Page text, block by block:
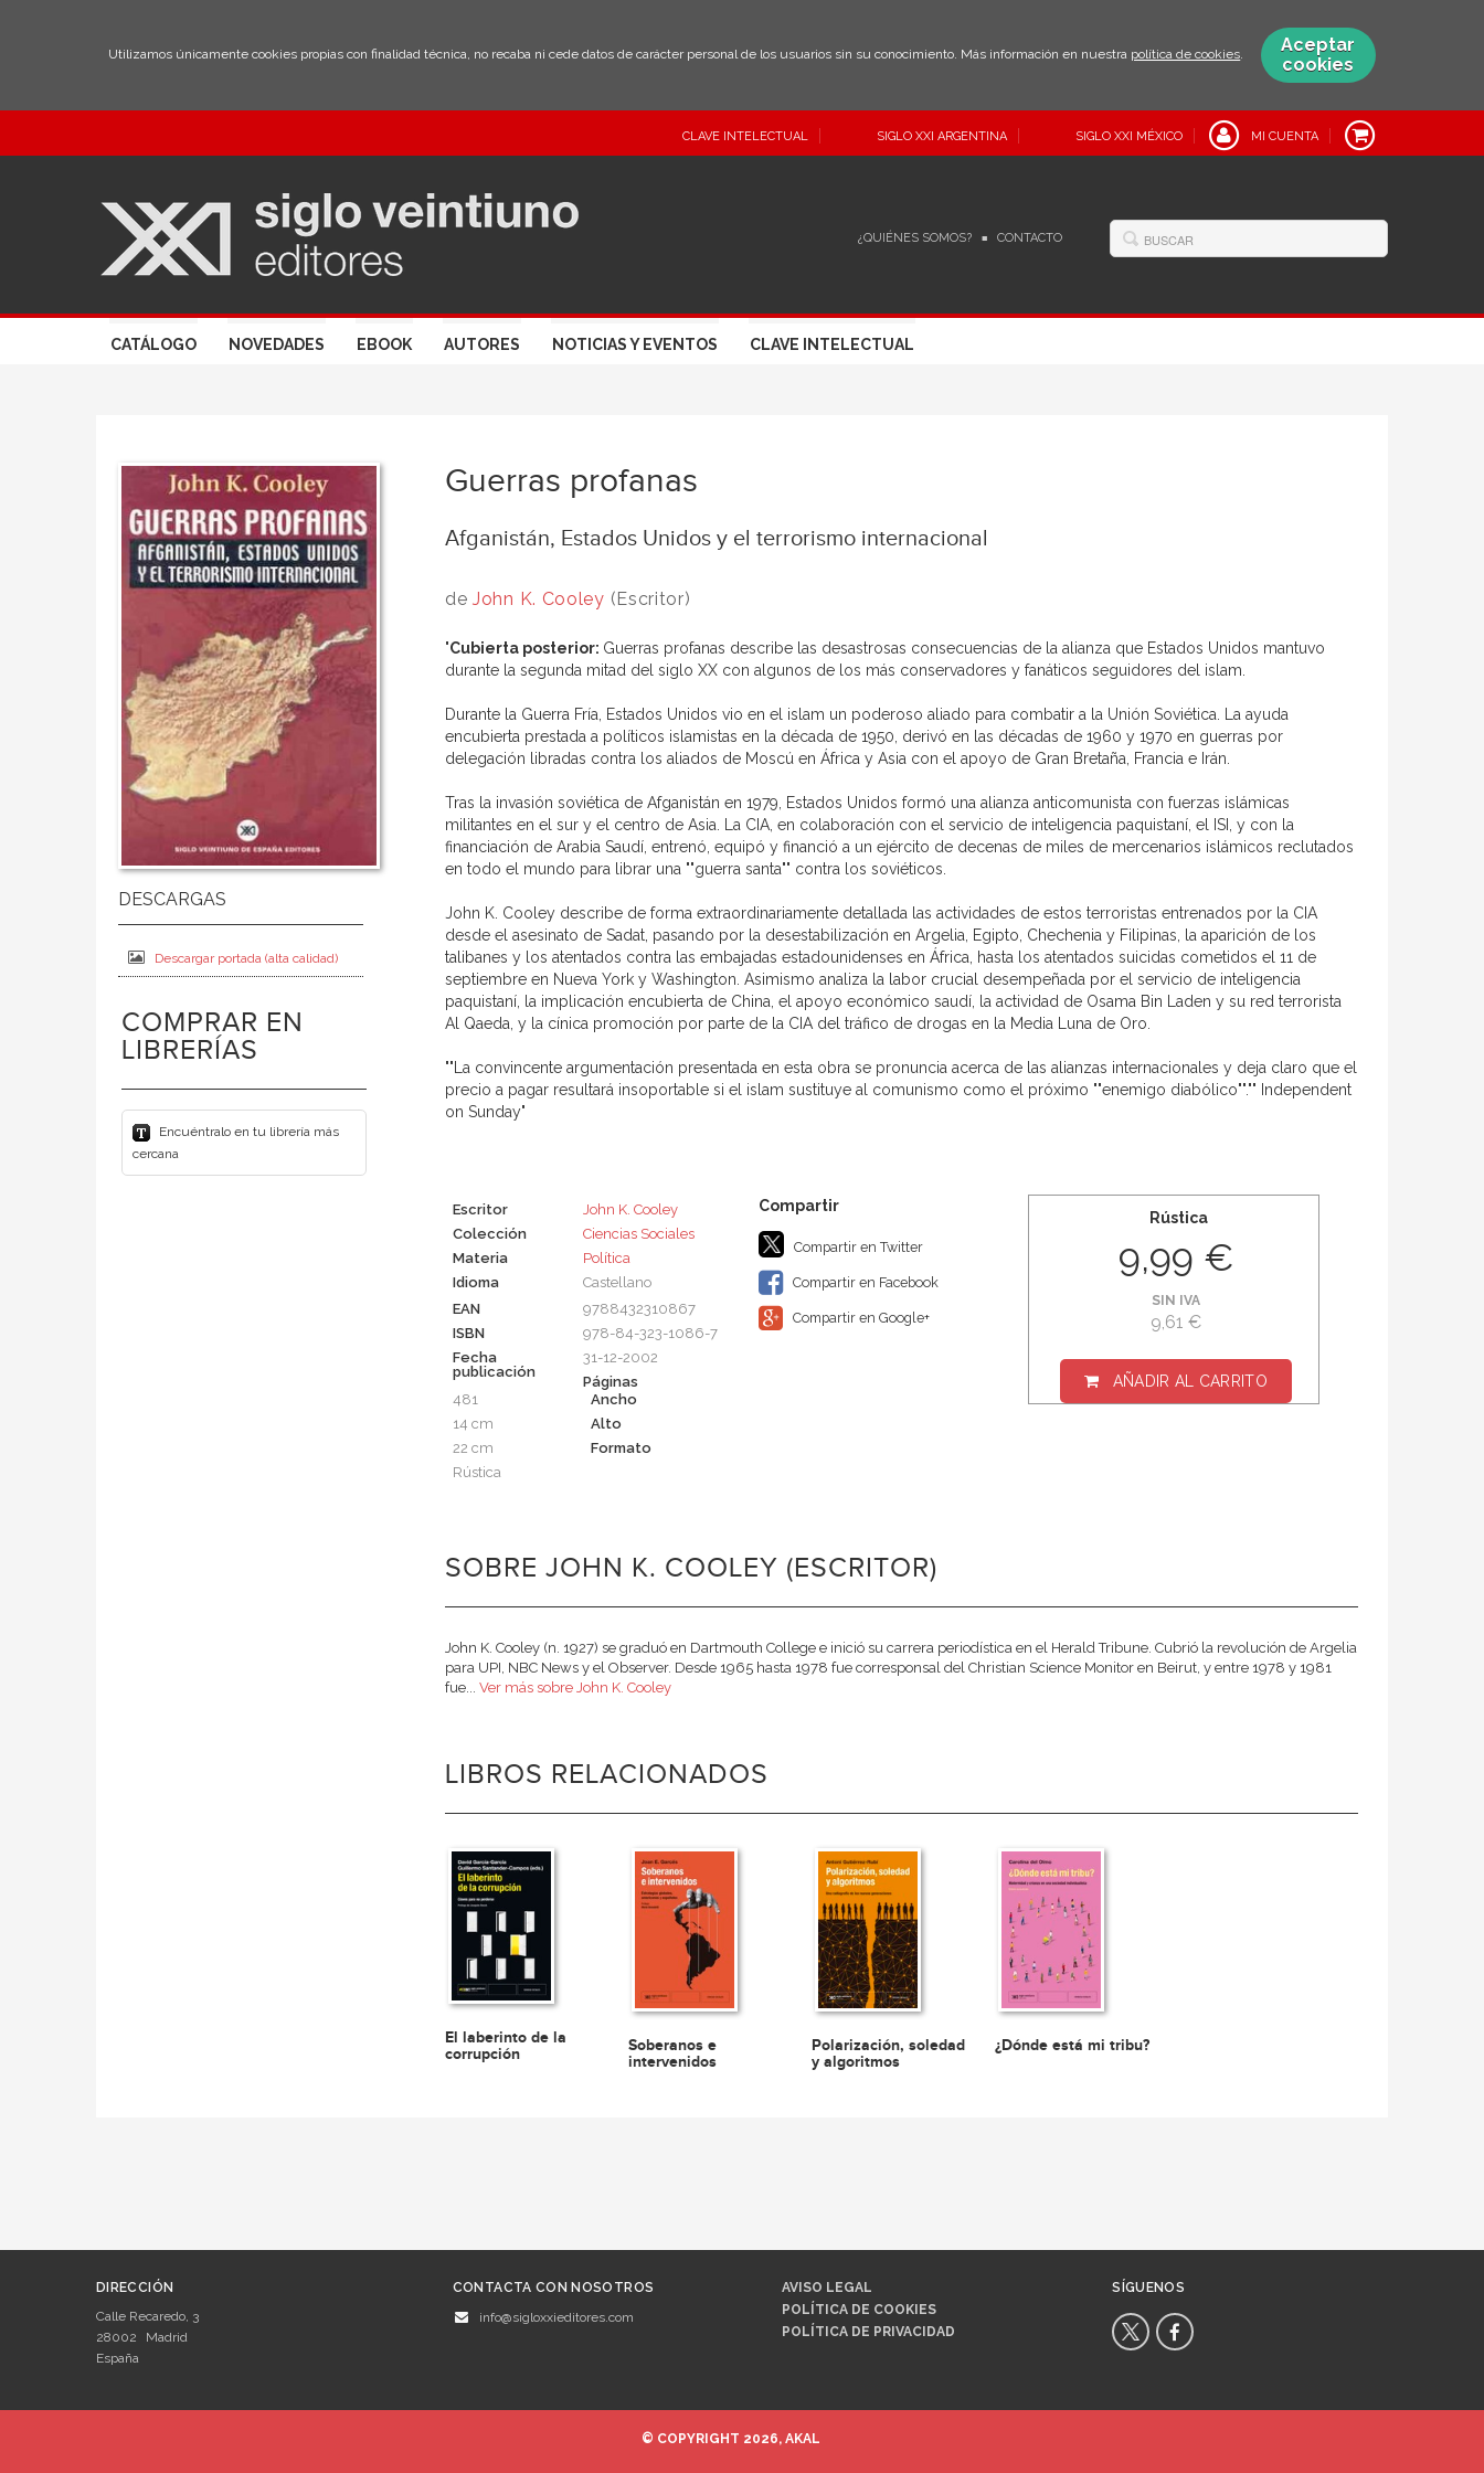
Utilizamos únicamente cookies propias con finalidad técnica, no recaba ni cede datos de carácter personal de los usuarios sin su conocimiento. Más información en nuestra política de cookies.
Aceptar
cookies
CLAVE INTELECTUAL SIGLO XXI ARGENTINA SIGLO XXI MÉXICO MI CUENTA
¿QUIÉNES SOMOS? CONTACTO
CATÁLOGO NOVEDADES EBOOK AUTORES NOTICIAS Y EVENTOS CLAVE INTELECTUAL
Descargar portada (alta calidad)
COMPRAR EN
LIBRERÍAS
Encuéntralo en tu librería más
cercana
Guerras profanas
Afganistán, Estados Unidos y el terrorismo internacional
deJohn K. Cooley (Escritor)
"Cubierta posterior: Guerras profanas describe las desastrosas consecuencias de la alianza que Estados Unidos mantuvo
durante la segunda mitad del siglo XX con algunos de los más conservadores y fanáticos seguidores del islam.
Durante la Guerra Fría, Estados Unidos vio en el islam un poderoso aliado para combatir a la Unión Soviética. La ayuda
encubierta prestada a políticos islamistas en la década de 1950, derivó en las décadas de 1960 y 1970 en guerras por
delegación libradas contra los aliados de Moscú en África y Asia con el apoyo de Gran Bretaña, Francia e Irán.
Tras la invasión soviética de Afganistán en 1979, Estados Unidos formó una alianza anticomunista con fuerzas islámicas
militantes en el sur y el centro de Asia. La CIA, en colaboración con el servicio de inteligencia paquistaní, el ISI, y con la
financiación de Arabia Saudí, entrenó, equipó y financió a un ejército de decenas de miles de mercenarios islámicos reclutados
en todo el mundo para librar una ""guerra santa"" contra los soviéticos.
John K. Cooley describe de forma extraordinariamente detallada las actividades de estos terroristas entrenados por la CIA
desde el asesinato de Sadat, pasando por la desestabilización en Argelia, Egipto, Chechenia y Filipinas, la aparición de los
talibanes y los atentados contra las embajadas estadounidenses en África, hasta los atentados suicidas cometidos el 11 de
septiembre en Nueva York y Washington. Asimismo analiza la labor crucial desempeñada por el servicio de inteligencia
paquistaní, la implicación encubierta de China, el apoyo económico saudí, la actividad de Osama Bin Laden y su red terrorista
Al Qaeda, y la cínica promoción por parte de la CIA del tráfico de drogas en la Media Luna de Oro.
""La convincente argumentación presentada en esta obra se pronuncia acerca de las alianzas internacionales y deja claro que el
precio a pagar resultará insoportable si el islam sustituye al comunismo como el próximo ""enemigo diabólico""."" Independent
on Sunday"
Escritor
John K. Cooley
Colección
Ciencias Sociales
Materia
Política
Idioma
Castellano
EAN
9788432310867
ISBN
978-84-323-1086-7
Fecha
publicación
31-12-2002
Páginas
481
Ancho
14 cm
Alto
22 cm
Formato
Rústica
Compartir en Twitter
Compartir en Facebook
Compartir en Google+
Rústica
9,99 €
SIN IVA
9,61 €
AÑADIR AL CARRITO
SOBRE JOHN K. COOLEY (ESCRITOR)
John K. Cooley (n. 1927) se graduó en Dartmouth College e inició su carrera periodística en el Herald Tribune. Cubrió la revolución de Argelia
para UPI, NBC News y el Observer. Desde 1965 hasta 1978 fue corresponsal del Christian Science Monitor en Beirut, y entre 1978 y 1981
fue... Ver más sobre John K. Cooley
LIBROS RELACIONADOS
El laberinto de la
corrupción
Soberanos e
intervenidos
Polarización, soledad
y algoritmos
¿Dónde está mi tribu?
DIRECCIÓN
Calle Recaredo, 3
28002
Madrid
España
CONTACTA CON NOSOTROS
info@sigloxxieditores.com
AVISO LEGAL
POLÍTICA DE COOKIES
POLÍTICA DE PRIVACIDAD
SÍGUENOS
© COPYRIGHT 2026, AKAL